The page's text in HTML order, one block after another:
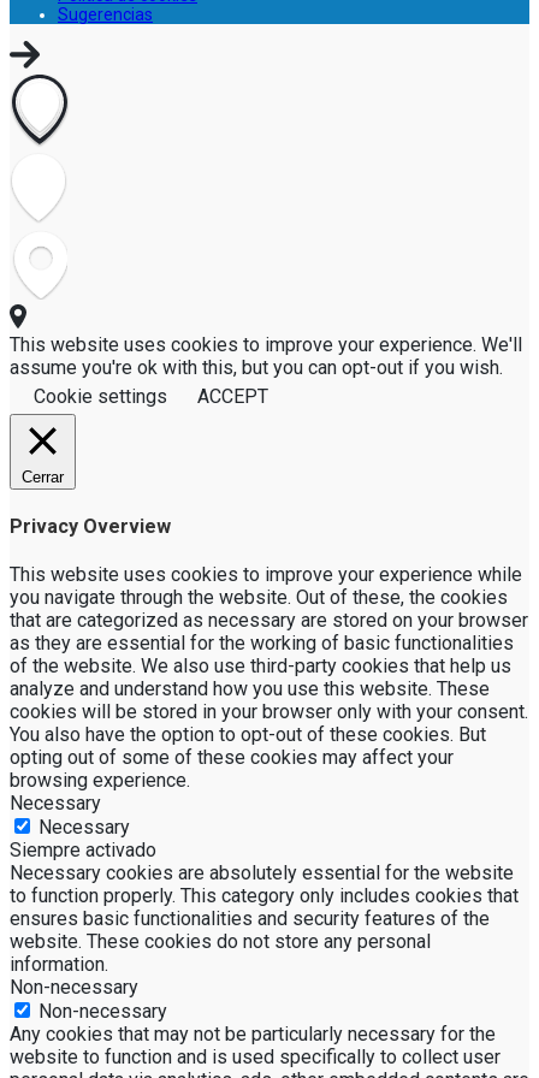
Sugerencias
This website uses cookies to improve your experience. We'll
assume you're ok with this, but you can opt-out if you wish.
Cookie settings
ACCEPT
Cerrar
Privacy Overview
This website uses cookies to improve your experience while
you navigate through the website. Out of these, the cookies
that are categorized as necessary are stored on your browser
as they are essential for the working of basic functionalities
of the website. We also use third-party cookies that help us
analyze and understand how you use this website. These
cookies will be stored in your browser only with your consent.
You also have the option to opt-out of these cookies. But
opting out of some of these cookies may affect your
browsing experience.
Necessary
Necessary
Siempre activado
Necessary cookies are absolutely essential for the website
to function properly. This category only includes cookies that
ensures basic functionalities and security features of the
website. These cookies do not store any personal
information.
Non-necessary
Non-necessary
Any cookies that may not be particularly necessary for the
website to function and is used specifically to collect user